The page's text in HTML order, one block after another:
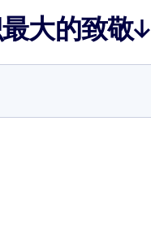
大的致敬↓